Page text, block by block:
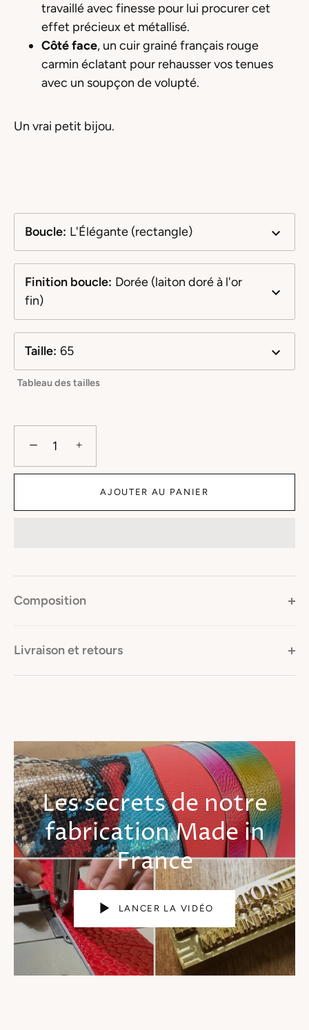
travaillé avec finesse pour lui procurer cet
effet précieux et métallisé.
Côté face, un cuir grainé français rouge
carmin éclatant pour rehausser vos tenues
avec un soupçon de volupté.
Un vrai petit bijou.
Boucle: L'Élégante (rectangle)
Finition boucle: Dorée (laiton doré à l'or
fin)
Taille: 65
Tableau des tailles
− +
AJOUTER AU PANIER
Composition
Livraison et retours
Les secrets de notre
fabricationMade in
France
LANCER LA VIDÉO